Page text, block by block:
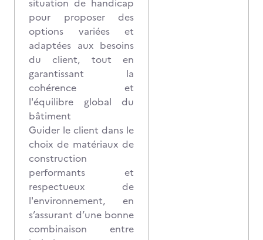
situation de handicap
pour proposer des
options variées et
adaptées aux besoins
du client, tout en
garantissant la
cohérence et
l'équilibre global du
bâtiment
Guider le client dans le
choix de matériaux de
construction
performants et
respectueux de
l'environnement, en
s’assurant d’une bonne
combinaison entre